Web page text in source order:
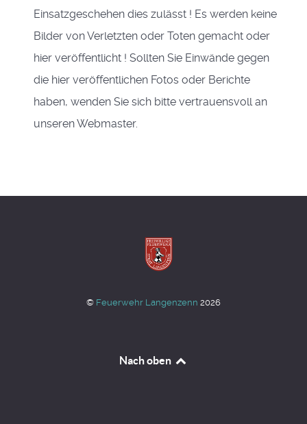
Einsatzgeschehen dies zulässt ! Es werden keine
Bilder von Verletzten oder Toten gemacht oder
hier veröffentlicht ! Sollten Sie Einwände gegen
die hier veröffentlichen Fotos oder Berichte
haben, wenden Sie sich bitte vertrauensvoll an
unseren Webmaster.
© Feuerwehr Langenzenn 2026
Nach oben